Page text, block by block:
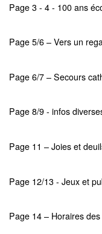
Page 3 - 4 - 100 ans
Page 5/6 – Vers un
Page 6/7 – Secours
Page 8/9 - infos
Page 11 – Joies et
Page 12/13 - Jeux et
Page 14 – Horaires